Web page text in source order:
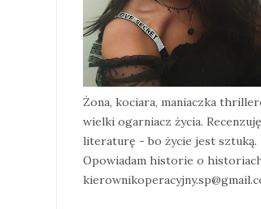
Żona, kociara, maniaczka
wielki ogarniacz życia. Recenzuję
literaturę - bo życie jest sztuką.
Opowiadam historie o